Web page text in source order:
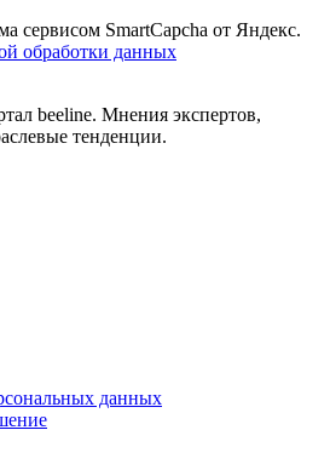
сервисом SmartCapcha от Яндекс.
обработки данных
beeline. Мнения экспертов,
тенденции.
данных